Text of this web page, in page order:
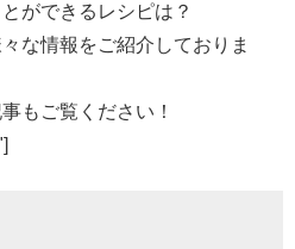
ができるレシピは？
な情報をご紹介しておりま
もご覧ください！